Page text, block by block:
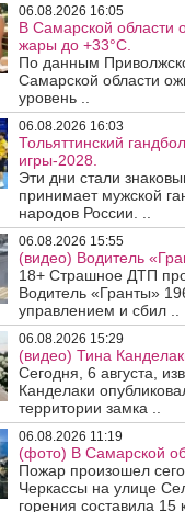
06.08.2026 16:05
В Самарской области
жары до +33°C.
По данным
Самарской области
уровень ..
06.08.2026 16:03
Тольяттинский
игры-2028.
Эти дни стали
принимает мужской
народов России. ..
06.08.2026 15:55
(видео) Водитель
18+ Страшное ДТП
Водитель «Гранты»
управлением и сбил ..
06.08.2026 15:29
(видео) Тина
Сегодня, 6 августа,
Канделаки
территории замка ..
06.08.2026 11:19
(фото) В Самарской
Пожар произошел
Черкассы на улице
горения составила 15